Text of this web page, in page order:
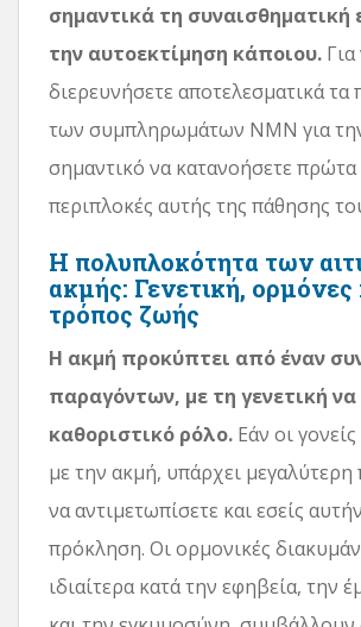
σημαντικά τη συναισθηματική
την αυτοεκτίμηση κάποιου.
διερευνήσετε αποτελεσματικά τα
των συμπληρωμάτων NMN για
σημαντικό να κατανοήσετε πρώτα
περιπλοκές αυτής της πάθησης
Η πολυπλοκότητα των
ακμής: Γενετική, ορμόνες
τρόπος ζωής
Η ακμή προκύπτει από έναν
παραγόντων, με τη γενετική να
καθοριστικό ρόλο. Εάν οι
με την ακμή, υπάρχει μεγαλύτερη
να αντιμετωπίσετε και εσείς
πρόκληση. Οι ορμονικές
ιδιαίτερα κατά την εφηβεία, την